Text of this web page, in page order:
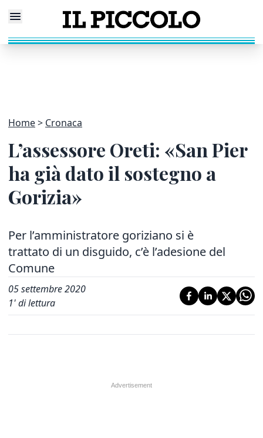
Home Cronaca
L’assessore Oreti: «San Pier
ha già dato il sostegno a
Gorizia»
Per l’amministratore goriziano si è
trattato di un disguido, c’è l’adesione del
Comune
05 settembre 2020
1' di lettura